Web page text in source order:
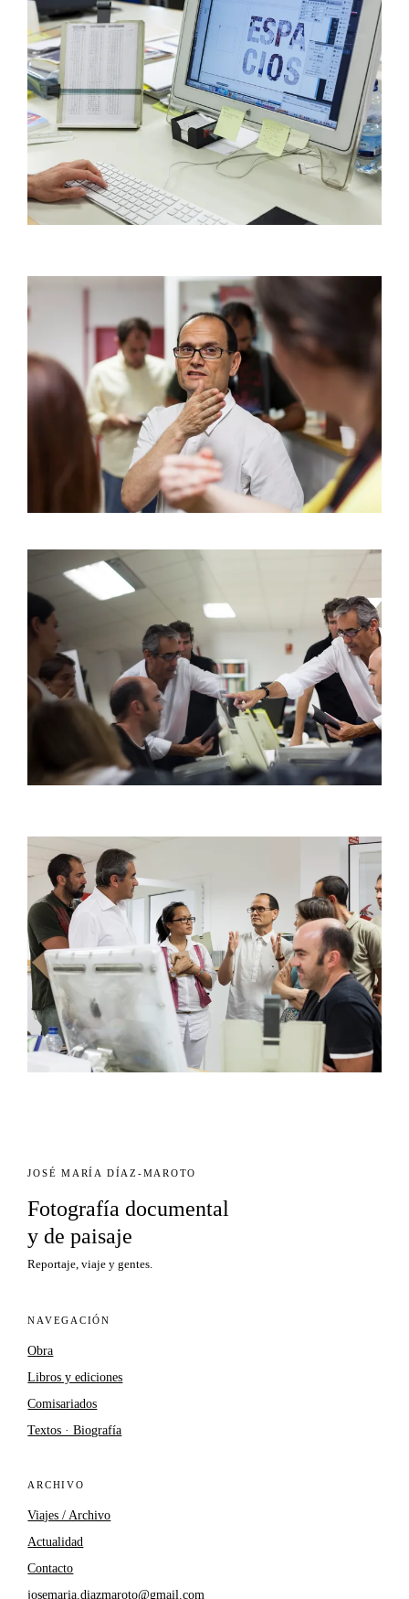
JOSÉ MARÍA DÍAZ-MAROTO
Fotografía documental
y de paisaje
Reportaje, viaje y gentes.
NAVEGACIÓN
Obra
Libros y ediciones
Comisariados
Textos · Biografía
ARCHIVO
Viajes / Archivo
Actualidad
Contacto
josemaria.diazmaroto@gmail.com